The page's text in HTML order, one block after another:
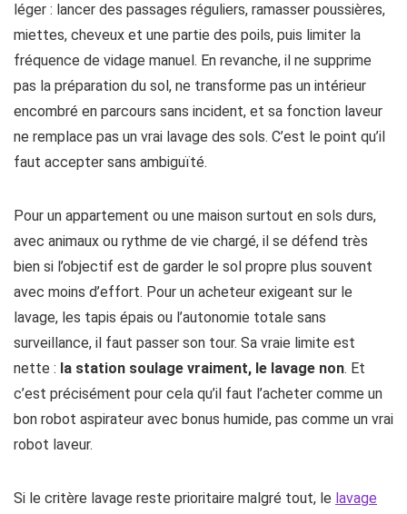
léger : lancer des passages réguliers, ramasser poussières,
miettes, cheveux et une partie des poils, puis limiter la
fréquence de vidage manuel. En revanche, il ne supprime
pas la préparation du sol, ne transforme pas un intérieur
encombré en parcours sans incident, et sa fonction laveur
ne remplace pas un vrai lavage des sols. C’est le point qu’il
faut accepter sans ambiguïté.
Pour un appartement ou une maison surtout en sols durs,
avec animaux ou rythme de vie chargé, il se défend très
bien si l’objectif est de garder le sol propre plus souvent
avec moins d’effort. Pour un acheteur exigeant sur le
lavage, les tapis épais ou l’autonomie totale sans
surveillance, il faut passer son tour. Sa vraie limite est
nette : la station soulage vraiment, le lavage non. Et
c’est précisément pour cela qu’il faut l’acheter comme un
bon robot aspirateur avec bonus humide, pas comme un vrai
robot laveur.
Si le critère lavage reste prioritaire malgré tout, le lavage